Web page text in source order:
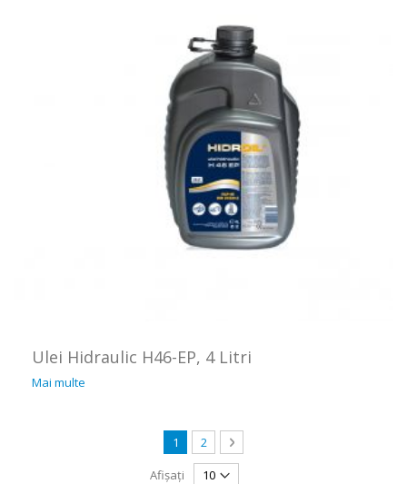
Ulei Hidraulic H46-EP, 4 Litri
Mai multe
Pagină
în acest moment citiți pagina
1 Pagină
2 Pagină
Următorul
Afișați